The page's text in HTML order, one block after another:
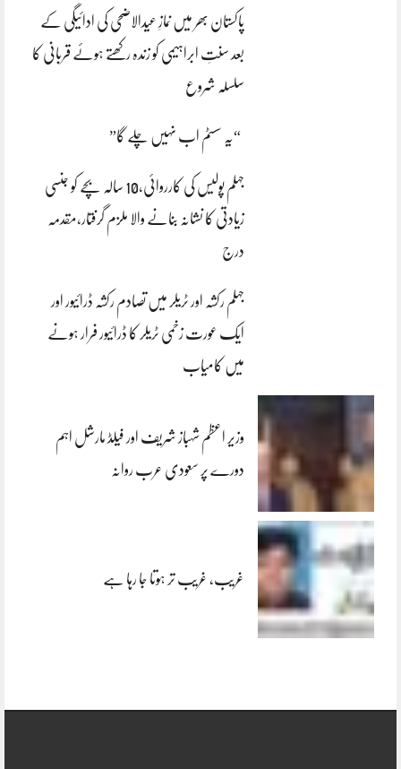
پاکستان بھر میں نمازِ عیدالاضحی کی ادائیگی کے
بعد سنتِ ابراہیمی کو زندہ رکھتے ہوئے قربانی کا
سلسلہ شروع
“یہ سسٹم اب نہیں چلے گا”
جہلم پولیس کی کارروائی،10 سالہ بچے کو جنسی
زیادتی کا نشانہ بنانے والا ملزم گرفتار،مقدمہ
درج
جہلم رکشہ اور ٹریلر میں تصادم رکشہ ڈرائیور اور
ایک عورت زخمی ٹریلر کا ڈرائیور فرار ہونے
میں کامیاب
وزیر اعظم شہباز شریف اور فیلڈ مارشل اہم
دورے پر سعودی عرب روانہ
غریب، غریب تر ہوتا جا رہا ہے